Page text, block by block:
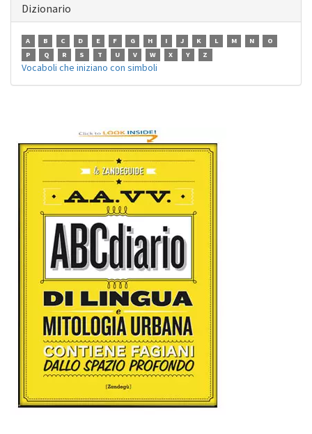
Dizionario
A B C D E F G H I J K L M N
O
P
Q R S T U V W X Y Z
Vocaboli che iniziano con simboli